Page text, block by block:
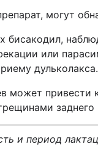
могут
бисакодил,
или
дульколакса.
может
и период